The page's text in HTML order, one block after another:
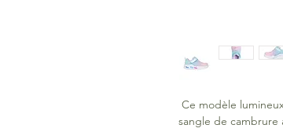
Ce modèle
sangle de cambrure